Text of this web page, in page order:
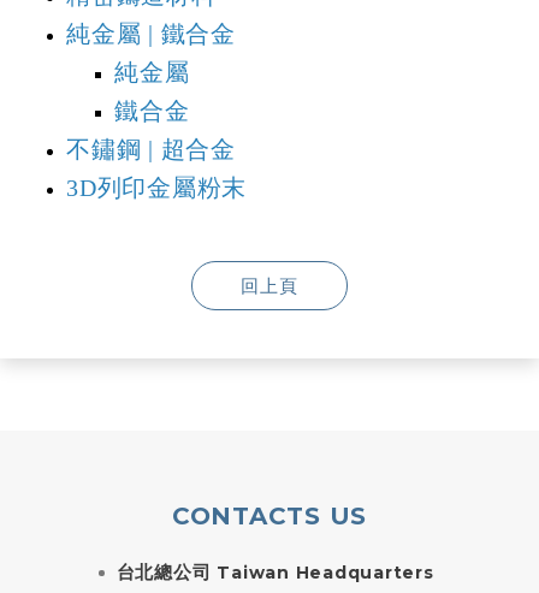
純金屬 | 鐵合金
純金屬
鐵合金
不鏽鋼 | 超合金
3D列印金屬粉末
回上頁
CONTACTS US
台北總公司 Taiwan Headquarters